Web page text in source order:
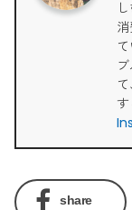
share